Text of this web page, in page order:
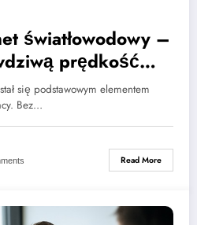
światłowodowy –
prędkość
się podstawowym elementem
Bez…
Read More